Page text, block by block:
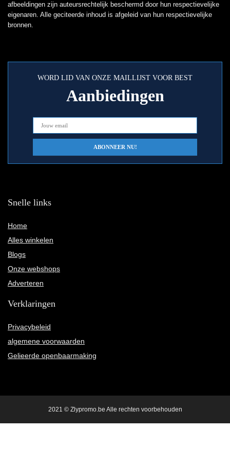
afbeeldingen zijn auteursrechtelijk beschermd door hun respectievelijke
eigenaren. Alle geciteerde inhoud is afgeleid van hun respectievelijke
bronnen.
WORD LID VAN ONZE MAILLIJST VOOR BEST
Aanbiedingen
Snelle links
Home
Alles winkelen
Blogs
Onze webshops
Adverteren
Verklaringen
Privacybeleid
algemene voorwaarden
Gelieerde openbaarmaking
2021 © Zlypromo.be Alle rechten voorbehouden